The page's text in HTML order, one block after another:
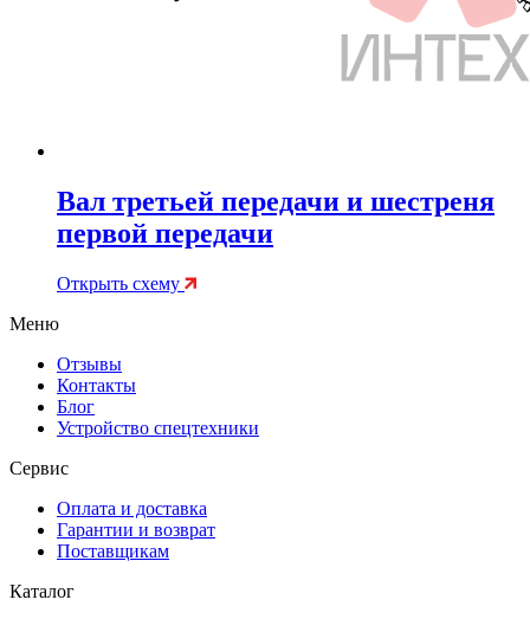
Вал третьей передачи и шестреня
первой передачи
Открыть схему
Меню
Отзывы
Контакты
Блог
Устройство спецтехники
Сервис
Оплата и доставка
Гарантии и возврат
Поставщикам
Каталог